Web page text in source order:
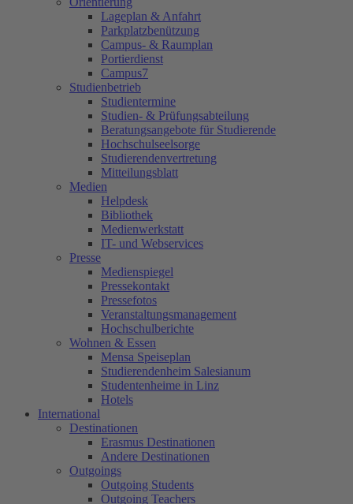
Lageplan & Anfahrt
Parkplatzbenützung
Campus- & Raumplan
Portierdienst
Campus7
Studienbetrieb
Studientermine
Studien- & Prüfungsabteilung
Beratungsangebote für Studierende
Hochschulseelsorge
Studierendenvertretung
Mitteilungsblatt
Medien
Helpdesk
Bibliothek
Medienwerkstatt
IT- und Webservices
Presse
Medienspiegel
Pressekontakt
Pressefotos
Veranstaltungsmanagement
Hochschulberichte
Wohnen & Essen
Mensa Speiseplan
Studierendenheim Salesianum
Studentenheime in Linz
Hotels
International
Destinationen
Erasmus Destinationen
Andere Destinationen
Outgoings
Outgoing Students
Outgoing Teachers